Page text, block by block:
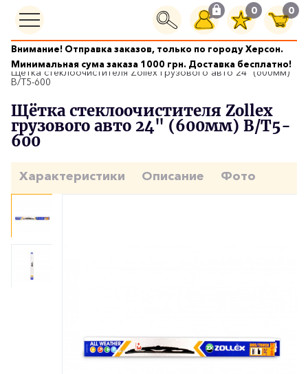
0 0
Внимание! Отправка заказов, только по городу Херсон.
Минимальная сума заказа 1000 грн. Доставка бесплатно!
Щетки стеклоочистителей
Щётка стеклоочистителя Zollex грузового авто 24" (600мм)
В/T5-600
Щётка стеклоочистителя Zollex
грузового авто 24" (600мм) В/T5-
600
Характеристики Описание Фото